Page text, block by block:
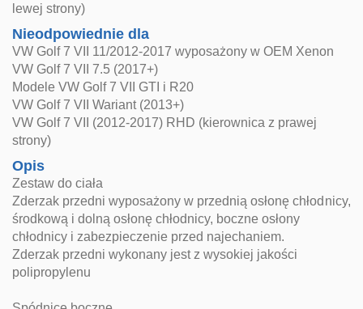
lewej strony)
Nieodpowiednie dla
VW Golf 7 VII 11/2012-2017 wyposażony w OEM Xenon
VW Golf 7 VII 7.5 (2017+)
Modele VW Golf 7 VII GTI i R20
VW Golf 7 VII Wariant (2013+)
VW Golf 7 VII (2012-2017) RHD (kierownica z prawej
strony)
Opis
Zestaw do ciała
Zderzak przedni wyposażony w przednią osłonę chłodnicy,
środkową i dolną osłonę chłodnicy, boczne osłony
chłodnicy i zabezpieczenie przed najechaniem.
Zderzak przedni wykonany jest z wysokiej jakości
polipropylenu